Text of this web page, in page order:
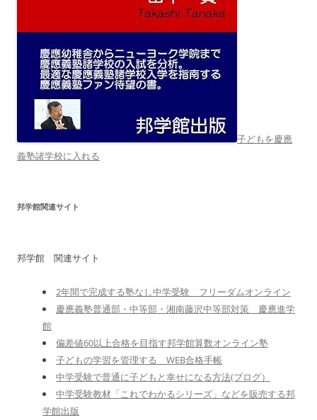
子どもを慶應
義塾諸学校に入れる
邦学館関連サイト
邦学館 関連サイト
2年間で完成する塾なし中学受験 フリーダムオンライン
慶應義塾普通部・中等部・湘南藤沢中等部対策 慶應進学
館
偏差値60以上合格を目指す邦学館算数オンライン塾
子どもの学習を管理する WEB合格手帳
中学受験で普通に子どもと幸せになる方法(ブログ）
中学受験教材「これでわかるシリーズ」などを販売する邦
学館出版